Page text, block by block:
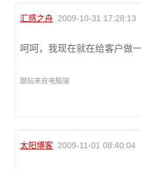
汇感之舟 2009-10-31 17:28:13
呵呵，我现在就在给客户做
跟帖来自电脑端
太阳博客 2009-11-01 08:40:04